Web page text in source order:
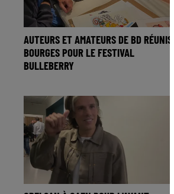
AUTEURS ET AMATEURS DE BD RÉUNIS À
BOURGES POUR LE FESTIVAL
BULLEBERRY